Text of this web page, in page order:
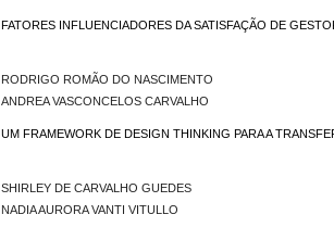
FATORES INFLUENCIADORES DA SATISFAÇÃO DE
RODRIGO ROMÃO DO NASCIMENTO
ANDREA VASCONCELOS CARVALHO
UM FRAMEWORK DE DESIGN THINKING PARA A
SHIRLEY DE CARVALHO GUEDES
NADIA AURORA VANTI VITULLO